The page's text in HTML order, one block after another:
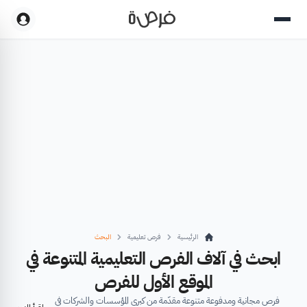
الرئيسية فرص تعليمية البحث
ابحث في آلاف الفرص التعليمية المتنوعة في
الموقع الأول للفرص
فرص مجانية ومدفوعة متنوعة مقدّمة من كبرى المؤسسات والشركات في